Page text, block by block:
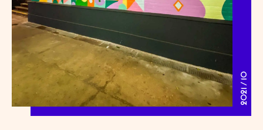
2021 / 10